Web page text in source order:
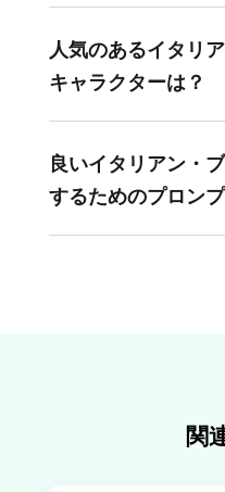
ランダムに組み合わ
リア風ステレオタイ
人気のあるイタリ
キャラクターは？
ナ」、「トゥントゥ
ララレロ・トラララ
良いイタリアン・
するためのプロン
関